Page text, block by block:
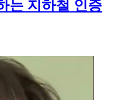
는 지하철 인증